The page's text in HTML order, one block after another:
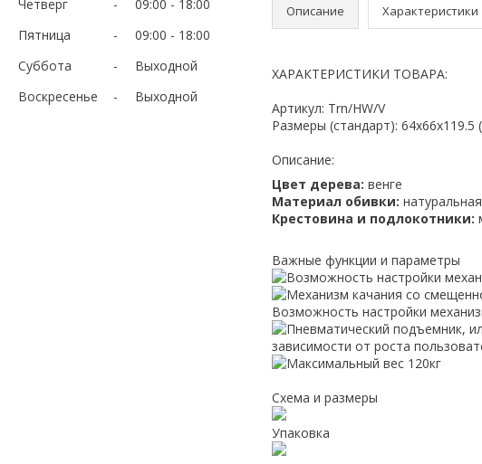
Четверг
09:00
18:00
Пятница
09:00
18:00
Суббота
Выходной
Воскресенье
Выходной
Описание Характеристики
ХАРАКТЕРИСТИКИ ТОВАРА:
Артикул: Trn/HW/V
Размеры (стандарт): 64x66x119.5
Описание:
Цвет дерева: венге
Материал обивки:
Крестовина и подлокотники:
Важные функции и параметры
Схема и размеры
Упаковка